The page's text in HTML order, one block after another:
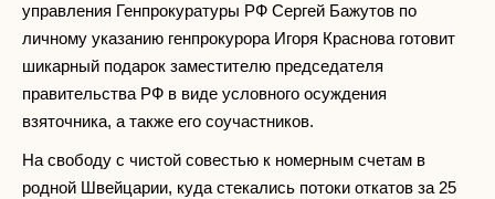
управления Генпрокуратуры РФ Сергей Бажутов по
личному указанию генпрокурора Игоря Краснова готовит
шикарный подарок заместителю председателя
правительства РФ в виде условного осуждения
взяточника, а также его соучастников.
На свободу с чистой совестью к номерным счетам в
родной Швейцарии, куда стекались потоки откатов за 25